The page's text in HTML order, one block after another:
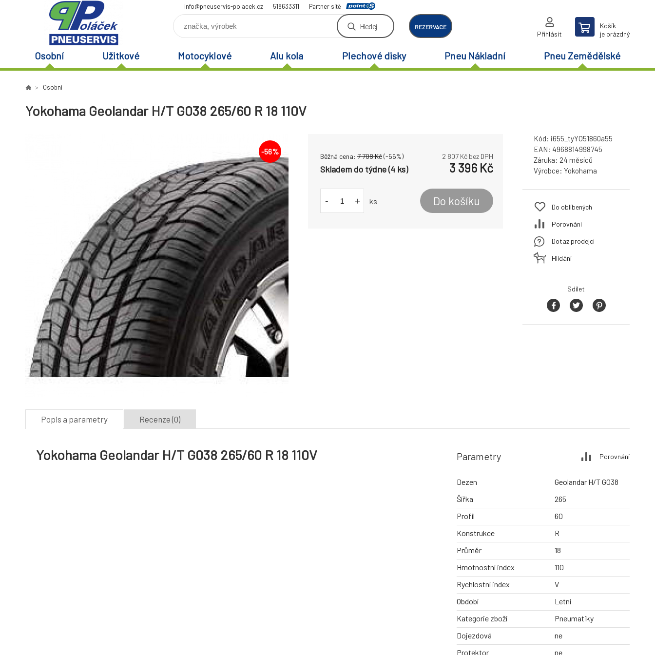
info@pneuservis-polacek.cz 518633311 Partner sítě
Hledej REZERVACE
Přihlásit
Košík
je prázdný
Osobní Užitkové Motocyklové Alu kola Plechové disky Pneu Nákladní Pneu Zemědělské
Osobní
Yokohama Geolandar H/T G038 265/60 R 18 110V
-56%
Běžná cena: 7 708Kč(-56%) 2 807 Kč bez DPH
Skladem do týdne (4 ks) 3 396 Kč
- + ks Do košíku
Kód: i655_tyYO51860a55
EAN: 4968814998745
Záruka: 24 měsíců
Výrobce: Yokohama
Do oblíbených
Porovnání
Dotaz prodejci
Hlídání
Sdílet
Popis a parametry Recenze (0)
Yokohama Geolandar H/T G038 265/60 R 18 110V Parametry Porovnání
Dezen
Geolandar H/T G038
Šířka
265
Profil
60
Konstrukce
R
Průměr
18
Hmotnostní index
110
Rychlostní index
V
Období
Letní
Kategorie zboží
Pneumatiky
Dojezdová
ne
Protektor
ne